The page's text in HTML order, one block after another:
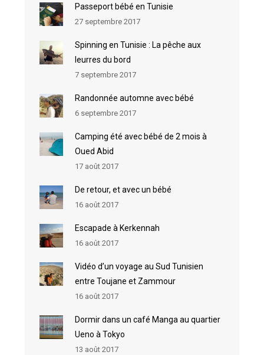
Passeport bébé en Tunisie
27 septembre 2017
Spinning en Tunisie : La pêche aux
leurres du bord
7 septembre 2017
Randonnée automne avec bébé
6 septembre 2017
Camping été avec bébé de 2 mois à
Oued Abid
17 août 2017
De retour, et avec un bébé
16 août 2017
Escapade à Kerkennah
16 août 2017
Vidéo d’un voyage au Sud Tunisien
entre Toujane et Zammour
16 août 2017
Dormir dans un café Manga au quartier
Ueno à Tokyo
13 août 2017